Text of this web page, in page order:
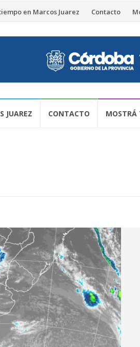
en Marcos Juarez Contacto
JUAREZ CONTACTO MOSTRÁ